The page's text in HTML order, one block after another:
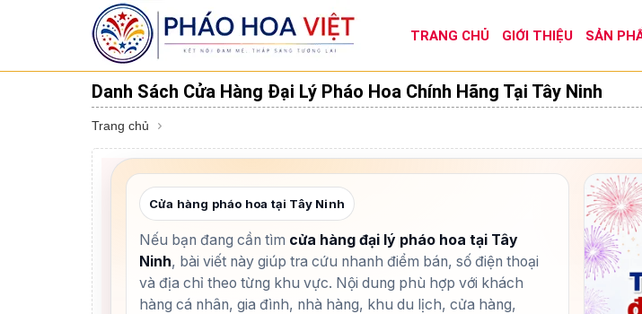
TRANG CHỦ GIỚI THIỆU SẢN
Danh Sách Cửa Hàng Đại Lý Pháo Hoa Chính Hãng Tại Tây Ninh
Trang chủ
Cửa hàng pháo hoa tại Tây Ninh
Nếu bạn đang cần tìm cửa hàng đại lý pháo hoa tại Tây
Ninh, bài viết này giúp tra cứu nhanh điểm bán, số điện thoại
và địa chỉ theo từng khu vực. Nội dung phù hợp với khách
hàng cá nhân, gia đình, nhà hàng, khu du lịch, cửa hàng,